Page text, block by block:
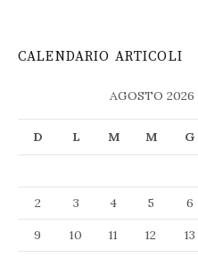
CALENDARIO ARTICOLI
AGOSTO 2026
D L M M G
2
3 4 5 6
9
10 11 12 13